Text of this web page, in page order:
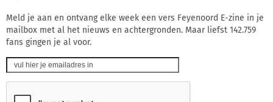
Meld je aan en ontvang elke week een vers Feyenoord E-zine in je
mailbox met al het nieuws en achtergronden. Maar liefst 142.759
fans gingen je al voor.